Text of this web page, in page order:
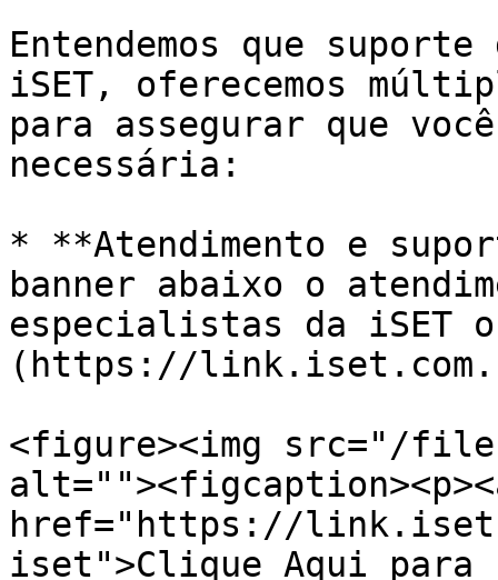
Entendemos que
iSET, oferecemos
para assegurar que
necessária:
* **Atendimento e
banner abaixo o
especialistas da iSET
(https://
<figure><img src="/files/
href="https://
iset">Clique Aqui para